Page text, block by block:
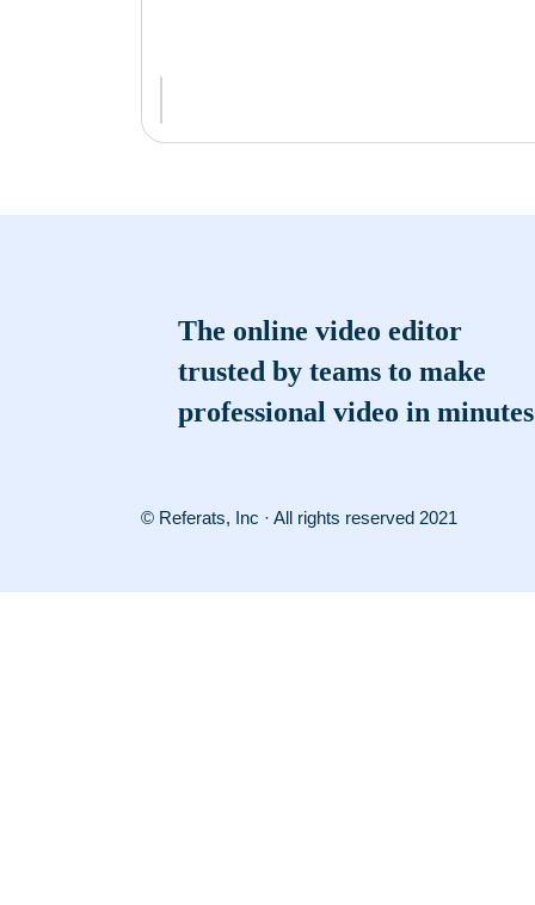
The online video editor
trusted by teams to make
professional video in minutes
© Referats, Inc · All rights reserved 2021